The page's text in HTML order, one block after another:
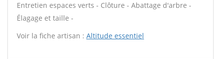
Entretien espaces verts - Clôture - Abattage d'arbre -
Élagage et taille -
Voir la fiche artisan : Altitude essentiel